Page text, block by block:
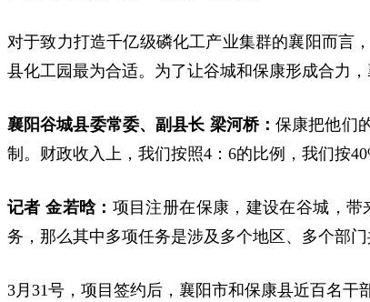
对于致力打造千亿级磷化工产业集群的襄阳而言
县化工园最为合适。为了让谷城和保康形成合力
襄阳谷城县委常委、副县长 梁河桥：保康把他们
制。 财政收入上，我们按照4：6的比例，我们按
记者 金若晗： 项目注册在保康，建设在谷城，带
务，那么其中多项任务是涉及多个地区、多个部门
3月31号，项目签约后，襄阳市和保康县近百名干